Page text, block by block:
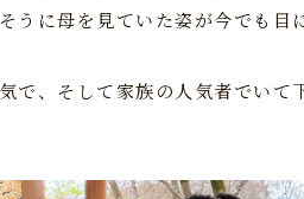
に母を見ていた姿が今でも目
、そして家族の人気者でいて